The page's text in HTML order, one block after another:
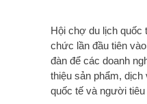
Hội chợ du lịch
chức lần đầu tiên
đàn để các doanh
thiệu sản phẩm, dịch
quốc tế và người